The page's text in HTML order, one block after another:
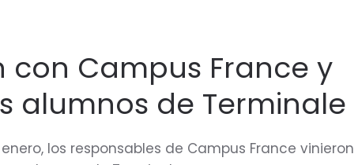
con Campus France y
alumnos de Terminale
los responsables de Campus France